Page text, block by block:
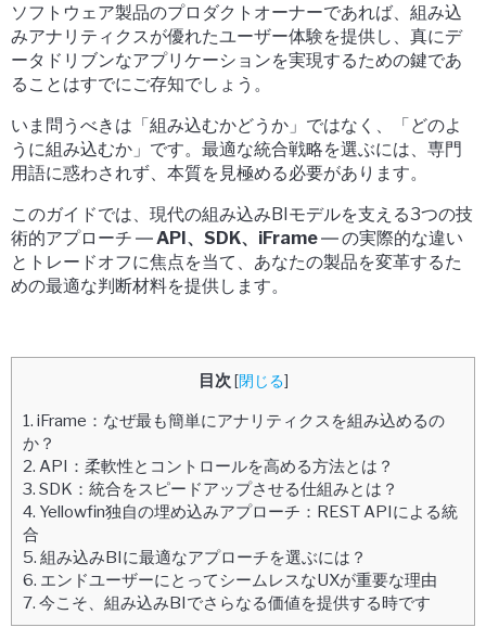
ソフトウェア製品のプロダクトオーナーであれば、組み込
みアナリティクスが優れたユーザー体験を提供し、真にデ
ータドリブンなアプリケーションを実現するための鍵であ
ることはすでにご存知でしょう。
いま問うべきは「組み込むかどうか」ではなく、「どのよ
うに組み込むか」です。最適な統合戦略を選ぶには、専門
用語に惑わされず、本質を見極める必要があります。
このガイドでは、現代の組み込みBIモデルを支える3つの技
術的アプローチ ― API、SDK、iFrame― の実際的な違い
とトレードオフに焦点を当て、あなたの製品を変革するた
めの最適な判断材料を提供します。
目次 [閉じる]
1. iFrame：なぜ最も簡単にアナリティクスを組み込めるの
か？
2. API：柔軟性とコントロールを高める方法とは？
3. SDK：統合をスピードアップさせる仕組みとは？
4. Yellowfin独自の埋め込みアプローチ：REST APIによる統
合
5. 組み込みBIに最適なアプローチを選ぶには？
6. エンドユーザーにとってシームレスなUXが重要な理由
7. 今こそ、組み込みBIでさらなる価値を提供する時です